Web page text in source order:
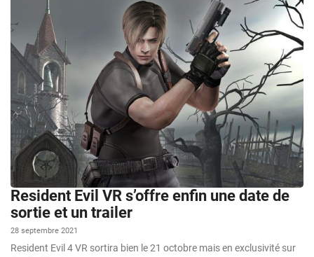
Resident Evil VR s’offre enfin une date de
sortie et un trailer
28 septembre 2021
Resident Evil 4 VR sortira bien le 21 octobre mais en exclusivité sur